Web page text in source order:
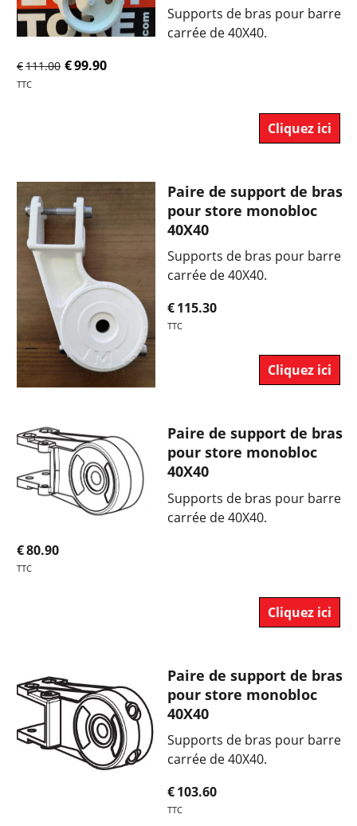
Supports de bras pour barre
carrée de 40X40.
€111.00 €99.90
TTC
Cliquez ici
Paire de support de bras
pour store monobloc
40X40
Supports de bras pour barre
carrée de 40X40.
€115.30
TTC
Cliquez ici
Paire de support de bras
pour store monobloc
40X40
Supports de bras pour barre
carrée de 40X40.
€80.90
TTC
Cliquez ici
Paire de support de bras
pour store monobloc
40X40
Supports de bras pour barre
carrée de 40X40.
€103.60
TTC